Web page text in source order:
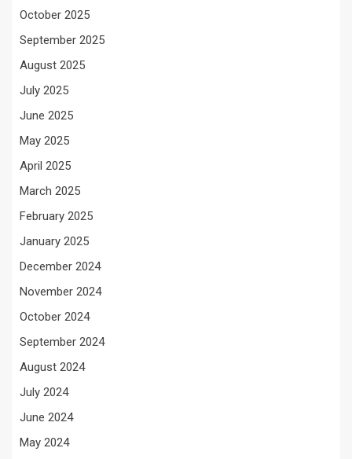
October 2025
September 2025
August 2025
July 2025
June 2025
May 2025
April 2025
March 2025
February 2025
January 2025
December 2024
November 2024
October 2024
September 2024
August 2024
July 2024
June 2024
May 2024